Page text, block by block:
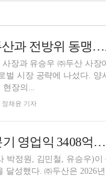
산과 전방위 동맹
사장과 유승우 ㈜두산 사
벌 시장 공략에 나섰다.
현장의...
정채윤 기자
영업익 3408억
박정원, 김민철, 유승우)
달성했다. ㈜두산은 2026